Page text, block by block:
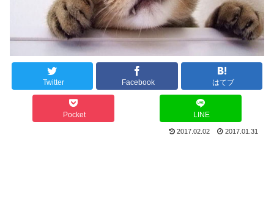
Twitter Facebook はてブ
Pocket LINE
2017.02.02 2017.01.31